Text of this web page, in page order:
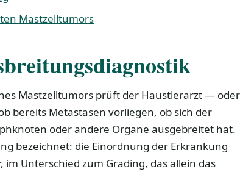
Mastzelltumors
Mastzelltumors prüft der Haustierarzt — oder
bereits Metastasen vorliegen, ob sich der
oder andere Organe ausgebreitet hat.
bezeichnet: die Einordnung der Erkrankung
Unterschied zum Grading, das allein das